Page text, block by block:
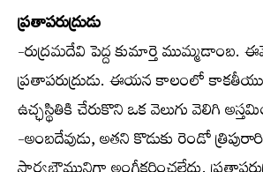
ప్రతాపరుద్రుడు
-రుద్రమదేవి పెద్ద కుమార్తె ముమ్మడాంబ.
ప్రతాపరుద్రుడు. ఈయన కాలంలో
ఉచ్ఛస్థితికి చేరుకొని ఒక వెలుగు వెలిగి
-అంబదేవుడు, అతని కొడుకు రెండో